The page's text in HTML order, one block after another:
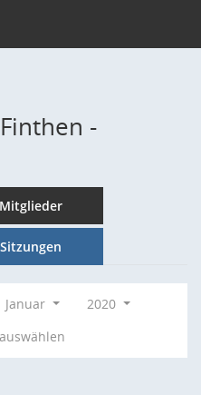
-
Mitglieder
Sitzungen
Januar
2020